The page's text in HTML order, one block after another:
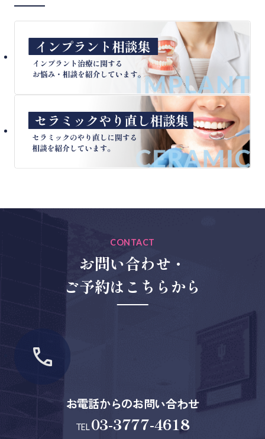
CONTACT
お問い合わせ・
ご予約はこちらから
お電話からのお問い合わせ
TEL03-3777-4618